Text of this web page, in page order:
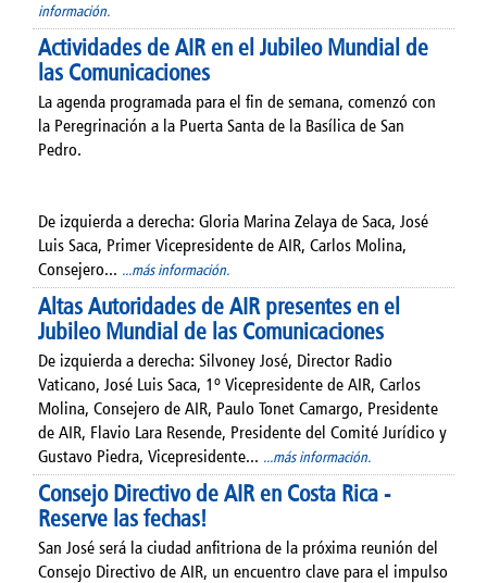
información.
Actividades de AIR en el Jubileo Mundial de
las Comunicaciones
La agenda programada para el fin de semana, comenzó con
la Peregrinación a la Puerta Santa de la Basílica de San
Pedro.
De izquierda a derecha: Gloria Marina Zelaya de Saca, José
Luis Saca, Primer Vicepresidente de AIR, Carlos Molina,
Consejero... ...más información.
Altas Autoridades de AIR presentes en el
Jubileo Mundial de las Comunicaciones
De izquierda a derecha: Silvoney José, Director Radio
Vaticano, José Luis Saca, 1º Vicepresidente de AIR, Carlos
Molina, Consejero de AIR, Paulo Tonet Camargo, Presidente
de AIR, Flavio Lara Resende, Presidente del Comité Jurídico y
Gustavo Piedra, Vicepresidente... ...más información.
Consejo Directivo de AIR en Costa Rica -
Reserve las fechas!
San José será la ciudad anfitriona de la próxima reunión del
Consejo Directivo de AIR, un encuentro clave para el impulso